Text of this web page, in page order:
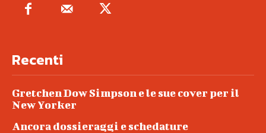
Recenti
Gretchen Dow Simpson e le sue cover per il
New Yorker
Ancora dossieraggi e schedature